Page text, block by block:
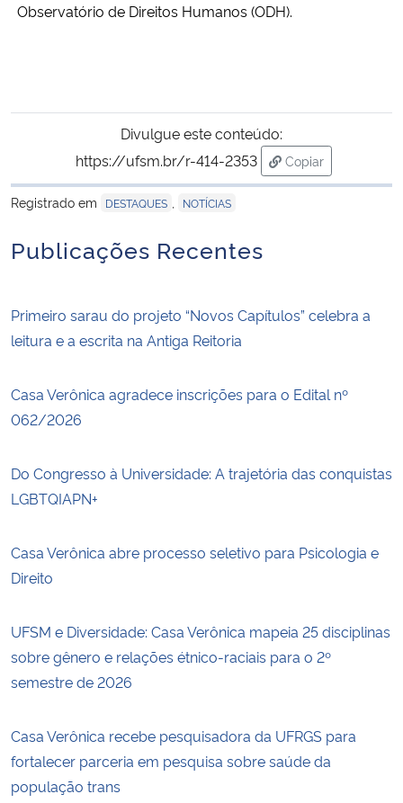
Observatório de Direitos Humanos (ODH).
Divulgue este conteúdo:
https://ufsm.br/r-414-2353
Copiar
para área de
Registrado em
DESTAQUES NOTÍCIAS
Publicações Recentes
Primeiro sarau do projeto “Novos Capítulos” celebra a
leitura e a escrita na Antiga Reitoria
Casa Verônica agradece inscrições para o Edital nº
062/2026
Do Congresso à Universidade: A trajetória das conquistas
LGBTQIAPN+
Casa Verônica abre processo seletivo para Psicologia e
Direito
UFSM e Diversidade: Casa Verônica mapeia 25 disciplinas
sobre gênero e relações étnico-raciais para o 2º
semestre de 2026
Casa Verônica recebe pesquisadora da UFRGS para
fortalecer parceria em pesquisa sobre saúde da
população trans